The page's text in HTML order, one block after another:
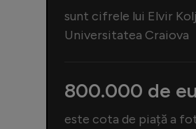
sunt cifrele lui Elvir
Universitatea Craiova
800.000 de
este cota de piață a